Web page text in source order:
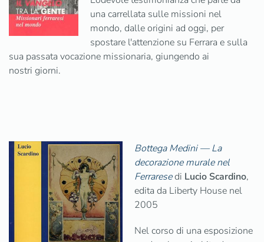
una carrellata sulle missioni nel
mondo, dalle origini ad oggi, per
spostare l'attenzione su Ferrara e sulla
sua passata vocazione missionaria, giungendo ai
nostri giorni.
Bottega Medini — La
decorazione murale nel
Ferraresedi Lucio Scardino,
edita da Liberty House nel
2005
Nel corso di una esposizione